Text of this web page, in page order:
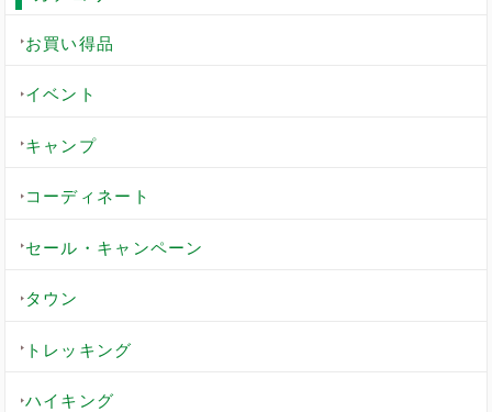
お買い得品
イベント
キャンプ
コーディネート
セール・キャンペーン
タウン
トレッキング
ハイキング